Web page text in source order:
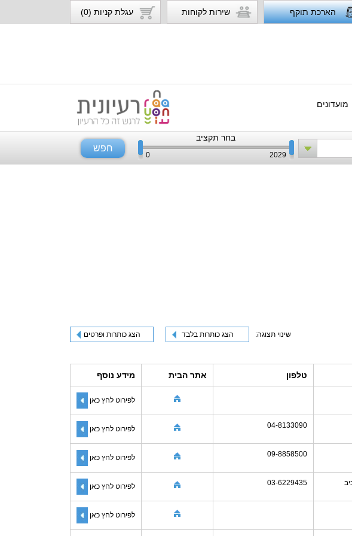
הארכת תוקף שירות לקוחות עגלת קניות (0)
מועדונים
בחר תקציב
0 2029
חפש
שינוי תצוגה: הצג כותרות בלבד הצג כותרות ופרטים
טלפון אתר הבית מידע נוסף
לפירוט לחץ כאן
04-8133090 לפירוט לחץ כאן
09-8858500 לפירוט לחץ כאן
03-6229435 לפירוט לחץ כאן
לפירוט לחץ כאן